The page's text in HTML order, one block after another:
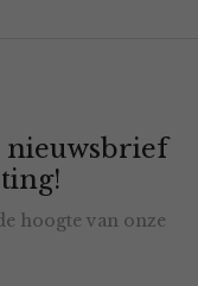
nieuwsbrief
hoogte van onze